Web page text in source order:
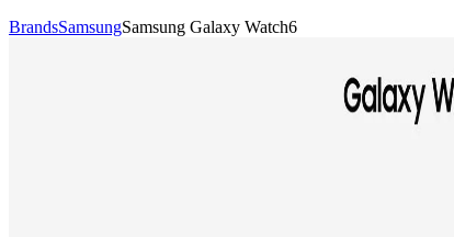
BrandsSamsungSamsung Galaxy Watch6